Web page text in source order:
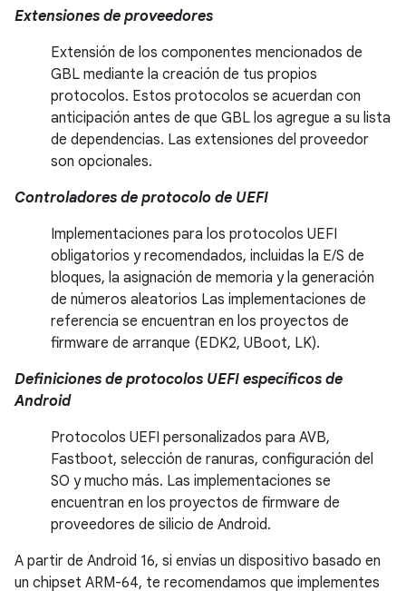
Extensiones de proveedores
Extensión de los componentes mencionados de
GBL mediante la creación de tus propios
protocolos. Estos protocolos se acuerdan con
anticipación antes de que GBL los agregue a su lista
de dependencias. Las extensiones del proveedor
son opcionales.
Controladores de protocolo de UEFI
Implementaciones para los protocolos UEFI
obligatorios y recomendados, incluidas la E/S de
bloques, la asignación de memoria y la generación
de números aleatorios Las implementaciones de
referencia se encuentran en los proyectos de
firmware de arranque (EDK2, UBoot, LK).
Definiciones de protocolos UEFI específicos de
Android
Protocolos UEFI personalizados para AVB,
Fastboot, selección de ranuras, configuración del
SO y mucho más. Las implementaciones se
encuentran en los proyectos de firmware de
proveedores de silicio de Android.
A partir de Android 16, si envías un dispositivo basado en
un chipset ARM-64, te recomendamos que implementes